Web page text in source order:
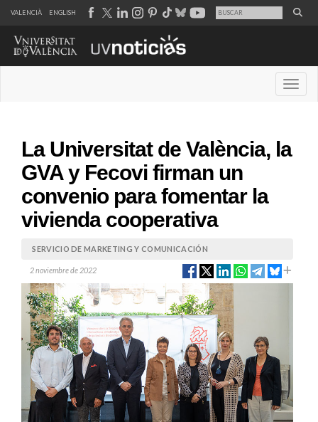
VALENCIÀ ENGLISH
La Universitat de València, la
GVA y Fecovi firman un
convenio para fomentar la
vivienda cooperativa
SERVICIO DE MARKETING Y COMUNICACIÓN
2 noviembre de 2022